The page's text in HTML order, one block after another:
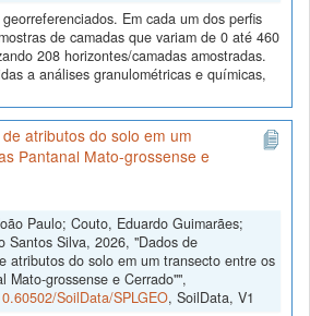
Em cada um dos perfis
de camadas que variam de 0 até 460
208 horizontes/camadas amostradas.
a análises granulométricas e químicas,
atributos do solo em um
Pantanal Mato-grossense e
Paulo; Couto, Eduardo Guimarães;
Santos Silva, 2026, "Dados de
atributos do solo em um transecto entre os
Mato-grossense e Cerrado"",
SoilData/SPLGEO, SoilData, V1